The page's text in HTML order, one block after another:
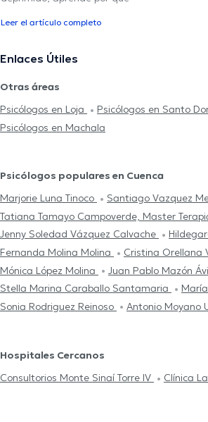
Leer el artículo completo
Enlaces Útiles
Otras áreas
Psicólogos en Loja
Psicólogos en Santo
Psicólogos en Machala
Psicólogos populares en Cuenca
Marjorie Luna Tinoco
Santiago Vazquez
Tatiana Tamayo Campoverde, Master
Jenny Soledad Vázquez Calvache
Fernanda Molina Molina
Cristina Orellana
Mónica López Molina
Juan Pablo Mazón
Stella Marina Caraballo Santamaria
Sonia Rodriguez Reinoso
Antonio Moyano
Hospitales Cercanos
Consultorios Monte Sinaí Torre IV
Clínica